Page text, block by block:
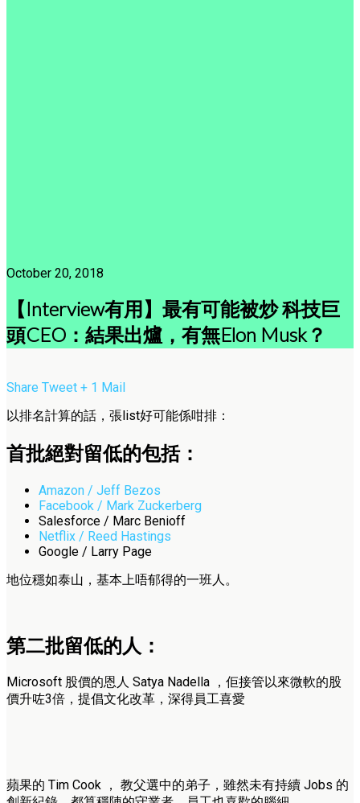
October 20, 2018
【Interview有用】最有可能被炒 科技巨
頭CEO：結果出爐，有無Elon Musk？
Share Tweet + 1 Mail
以排名計算的話，張list好可能係咁排：
首批絕對留低的包括：
Amazon / Jeff Bezos
Facebook / Mark Zuckerberg
Salesforce / Marc Benioff
Netflix / Reed Hastings
Google / Larry Page
地位穩如泰山，基本上唔郁得的一班人。
第二批留低的人：
Microsoft 股價的恩人 Satya Nadella ，佢接管以來微軟的股
價升咗3倍，提倡文化改革，深得員工喜愛
蘋果的 Tim Cook ， 教父選中的弟子，雖然未有持續 Jobs 的